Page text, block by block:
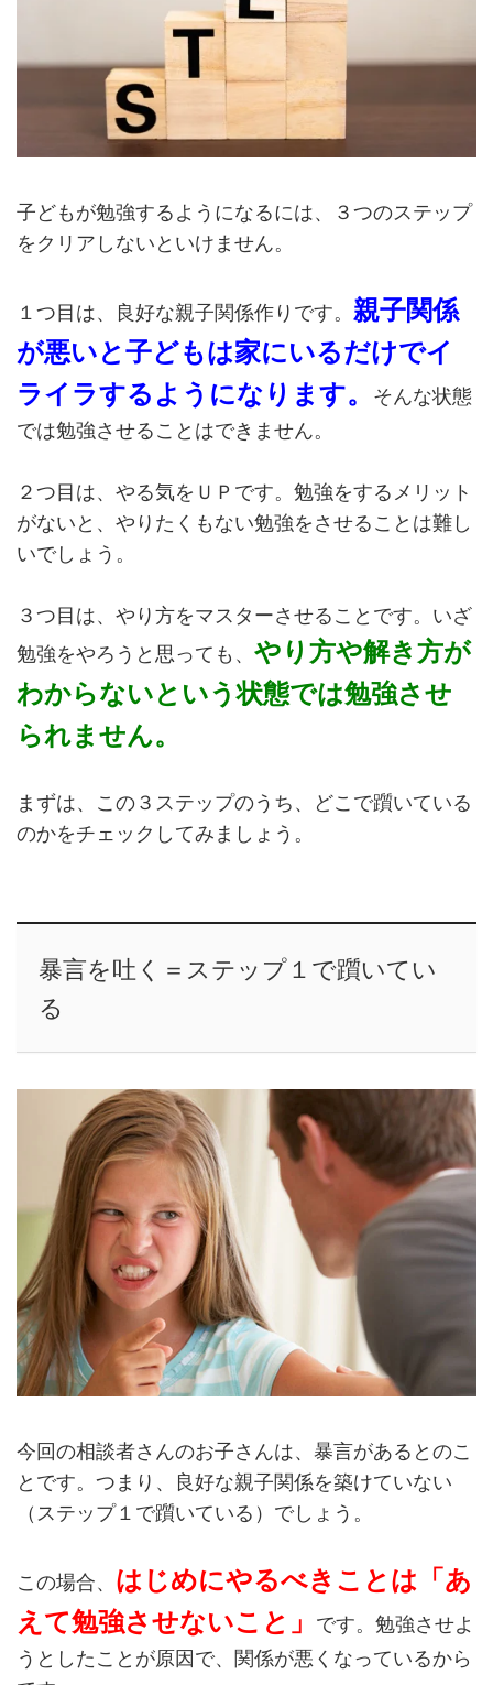
子どもが勉強するようになるには、３つのステップ
をクリアしないといけません。
１つ目は、良好な親子関係作りです。 親子関係
が悪いと子どもは家にいるだけでイ
ライラするようになります。
そんな状態
では勉強させることはできません。
２つ目は、やる気をＵＰです。勉強をするメリット
がないと、やりたくもない勉強をさせることは難し
いでしょう。
３つ目は、やり方をマスターさせることです。いざ
勉強をやろうと思っても、 やり方や解き方が
わからないという状態では勉強させ
られません。
まずは、この３ステップのうち、どこで躓いている
のかをチェックしてみましょう。
暴言を吐く＝ステップ１で躓いてい
る
今回の相談者さんのお子さんは、暴言があるとのこ
とです。つまり、良好な親子関係を築けていない
（ステップ１で躓いている）でしょう。
この場合、 はじめにやるべきことは「あ
えて勉強させないこと」
です。勉強させよ
うとしたことが原因で、関係が悪くなっているから